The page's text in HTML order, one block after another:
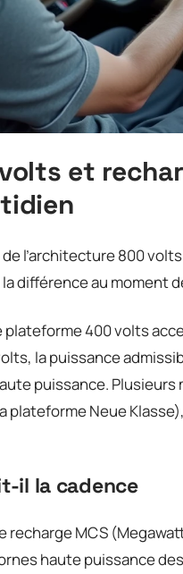
et
l’architecture 800
différence au moment
plateforme 400 volts
la puissance
puissance.
plateforme Neue
il la cadence
recharge MCS
haute puissance